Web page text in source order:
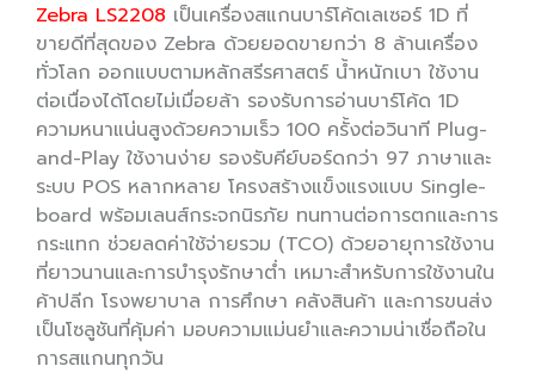
Zebra LS2208 เป็นเครื่องสแกนบาร์โค้ดเลเซอร์ 1D ที่
ขายดีที่สุดของ Zebra ด้วยยอดขายกว่า 8 ล้านเครื่อง
ทั่วโลก ออกแบบตามหลักสรีรศาสตร์ น้ำหนักเบา ใช้งาน
ต่อเนื่องได้โดยไม่เมื่อยล้า รองรับการอ่านบาร์โค้ด 1D
ความหนาแน่นสูงด้วยความเร็ว 100 ครั้งต่อวินาที Plug-
and-Play ใช้งานง่าย รองรับคีย์บอร์ดกว่า 97 ภาษาและ
ระบบ POS หลากหลาย โครงสร้างแข็งแรงแบบ Single-
board พร้อมเลนส์กระจกนิรภัย ทนทานต่อการตกและการ
กระแทก ช่วยลดค่าใช้จ่ายรวม (TCO) ด้วยอายุการใช้งาน
ที่ยาวนานและการบำรุงรักษาต่ำ เหมาะสำหรับการใช้งานใน
ค้าปลีก โรงพยาบาล การศึกษา คลังสินค้า และการขนส่ง
เป็นโซลูชันที่คุ้มค่า มอบความแม่นยำและความน่าเชื่อถือใน
การสแกนทุกวัน